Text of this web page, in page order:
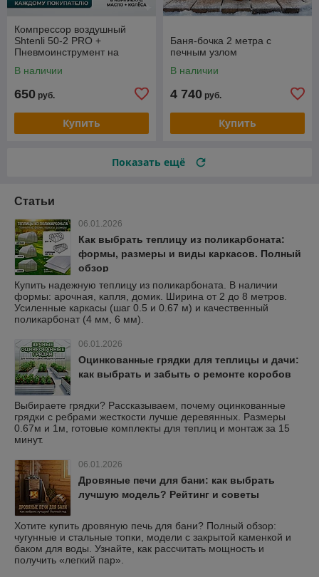
Компрессор воздушный
Shtenli 50-2 PRO +
Пневмоинструмент на
В наличии
650 руб.
Купить
Баня-бочка 2 метра с
печным узлом
В наличии
4 740 руб.
Купить
Показать ещё
Статьи
06.01.2026
Как выбрать теплицу из поликарбоната:
формы, размеры и виды каркасов. Полный
обзор
Купить надежную теплицу из поликарбоната. В наличии
формы: арочная, капля, домик. Ширина от 2 до 8 метров.
Усиленные каркасы (шаг 0.5 и 0.67 м) и качественный
поликарбонат (4 мм, 6 мм).
06.01.2026
Оцинкованные грядки для теплицы и дачи:
как выбрать и забыть о ремонте коробов
Выбираете грядки? Рассказываем, почему оцинкованные
грядки с ребрами жесткости лучше деревянных. Размеры
0.67м и 1м, готовые комплекты для теплиц и монтаж за 15
минут.
06.01.2026
Дровяные печи для бани: как выбрать
лучшую модель? Рейтинг и советы
Хотите купить дровяную печь для бани? Полный обзор:
чугунные и стальные топки, модели с закрытой каменкой и
баком для воды. Узнайте, как рассчитать мощность и
получить «легкий пар».